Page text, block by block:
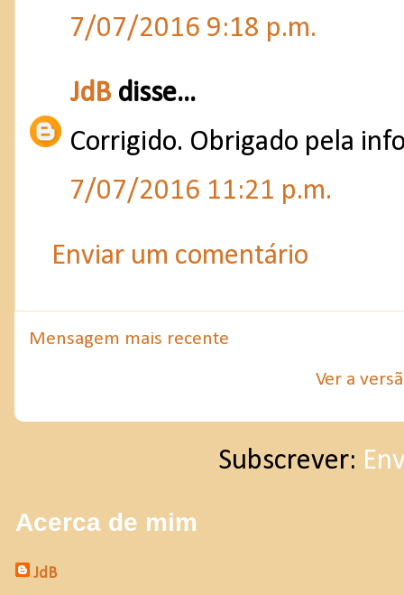
7/07/2016 9:18 p.m.
JdB disse...
Corrigido. Obrigado pela
7/07/2016 11:21 p.m.
Enviar um comentário
Mensagem mais recente
Ver a
Subscrever:
Acerca de mim
JdB